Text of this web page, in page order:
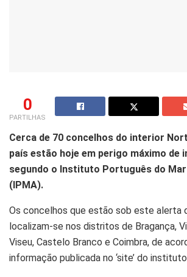
0
PARTILHAS
Cerca de 70 concelhos do interior
país estão hoje em perigo máximo de
segundo o Instituto Português do
(IPMA).
Os concelhos que estão sob este alerta
localizam-se nos distritos de Bragança,
Viseu, Castelo Branco e Coimbra, de
informação publicada no ‘site’ do